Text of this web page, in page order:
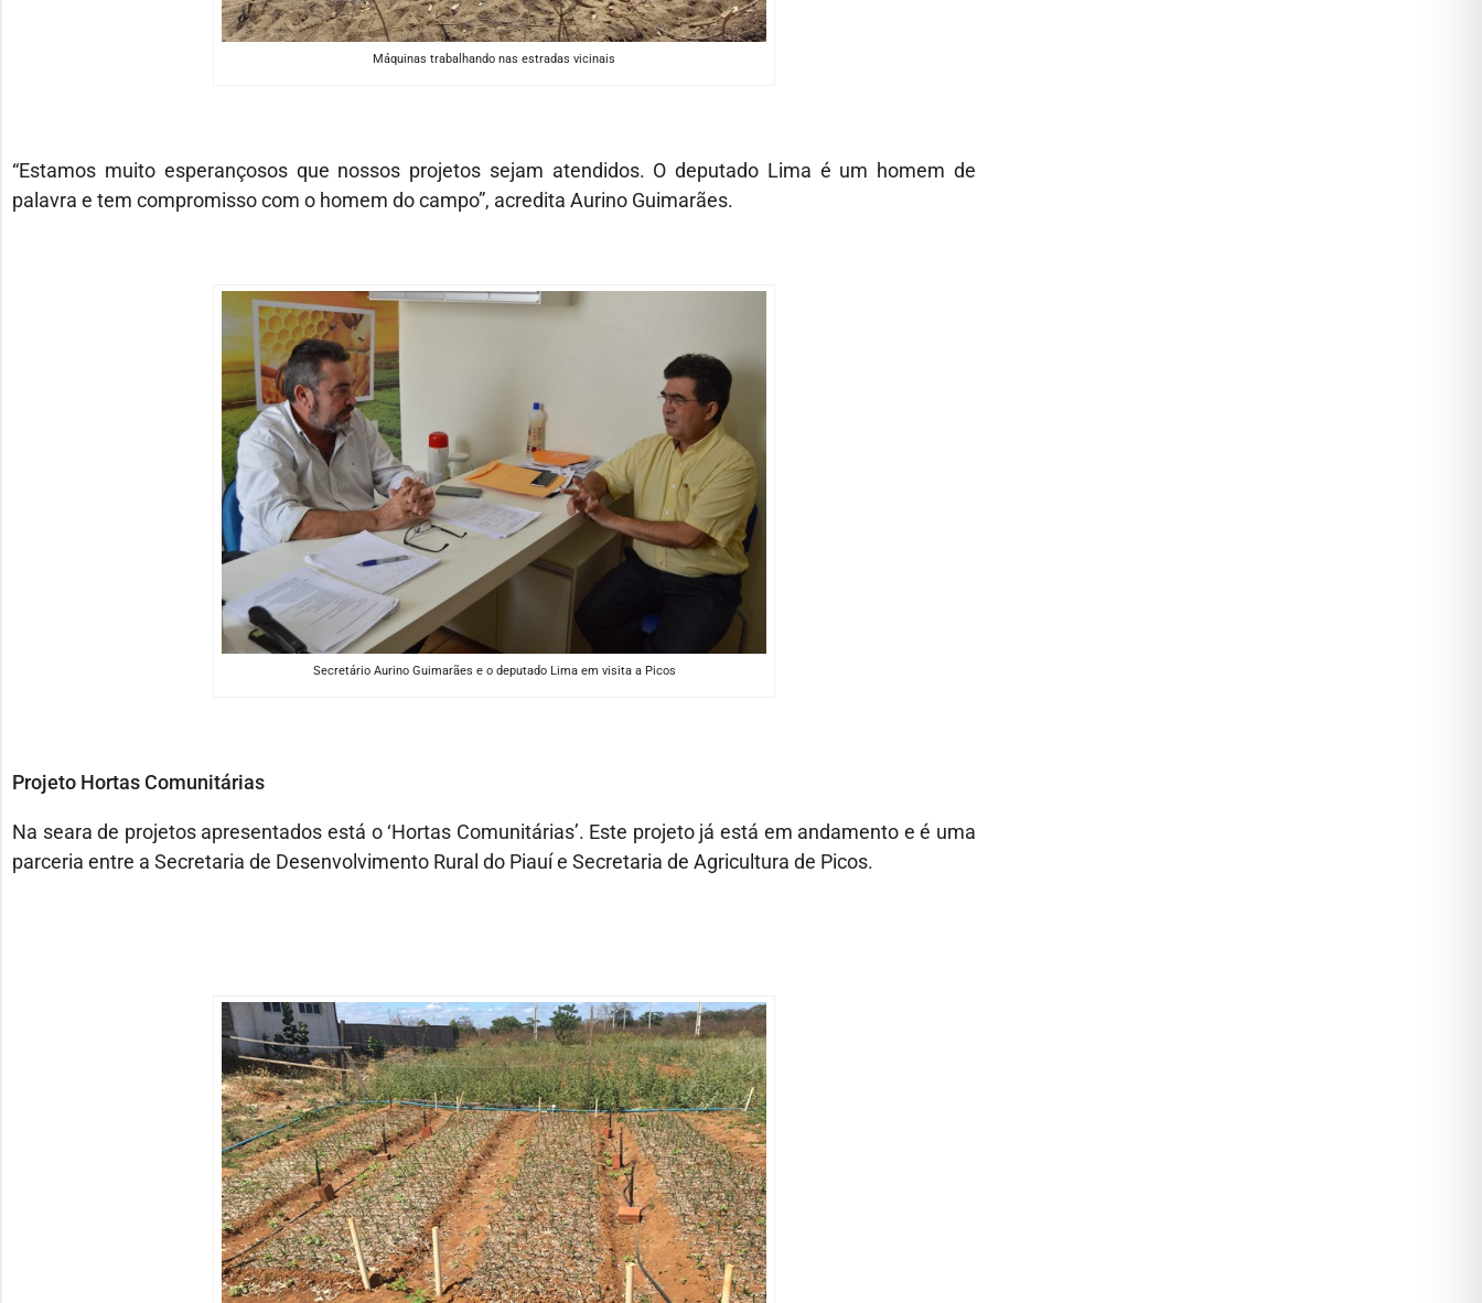
Máquinas trabalhando nas estradas vicinais
“Estamos muito esperançosos que nossos projetos sejam atendidos. O deputado Lima é um homem de
palavra e tem compromisso com o homem do campo”, acredita Aurino Guimarães.
Secretário Aurino Guimarães e o deputado Lima em visita a Picos
Projeto Hortas Comunitárias
Na seara de projetos apresentados está o ‘Hortas Comunitárias’. Este projeto já está em andamento e é uma
parceria entre a Secretaria de Desenvolvimento Rural do Piauí e Secretaria de Agricultura de Picos.